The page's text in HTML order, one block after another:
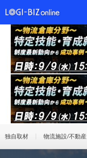
独自取材 物流施設/不動産